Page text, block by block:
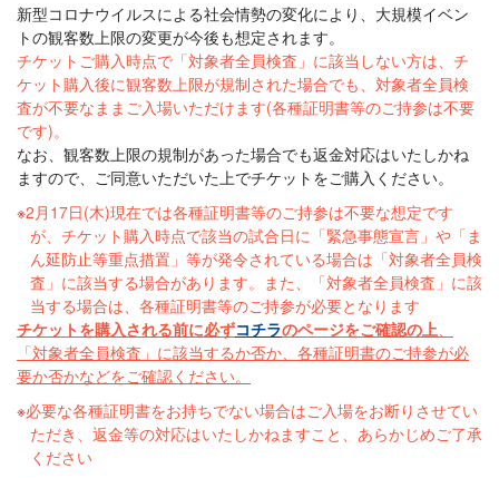
新型コロナウイルスによる社会情勢の変化により、大規模イベン
トの観客数上限の変更が今後も想定されます。
チケットご購入時点で「対象者全員検査」に該当しない方は、チ
ケット購入後に観客数上限が規制された場合でも、対象者全員検
査が不要なままご入場いただけます(各種証明書等のご持参は不要
です)。
なお、観客数上限の規制があった場合でも返金対応はいたしかね
ますので、ご同意いただいた上でチケットをご購入ください。
2月17日(木)現在では各種証明書等のご持参は不要な想定です
が、チケット購入時点で該当の試合日に「緊急事態宣言」や「ま
ん延防止等重点措置」等が発令されている場合は「対象者全員検
査」に該当する場合があります。また、「対象者全員検査」に該
当する場合は、各種証明書等のご持参が必要となります
チケットを購入される前に必ずコチラのページをご確認の上
「対象者全員検査」に該当するか否か、各種証明書のご持参が必
要か否かなどをご確認ください。
必要な各種証明書をお持ちでない場合はご入場をお断りさせてい
ただき、返金等の対応はいたしかねますこと、あらかじめご了承
ください